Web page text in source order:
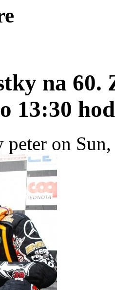
na 60.
13:30
peter on